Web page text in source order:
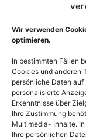
Wir verwenden
optimieren.
In bestimmten Fällen
Cookies und anderen
persönliche Daten
personalisierte
Erkenntnisse über
Ihre Zustimmung
Multimedia- Inhalte.
Ihre persönlichen